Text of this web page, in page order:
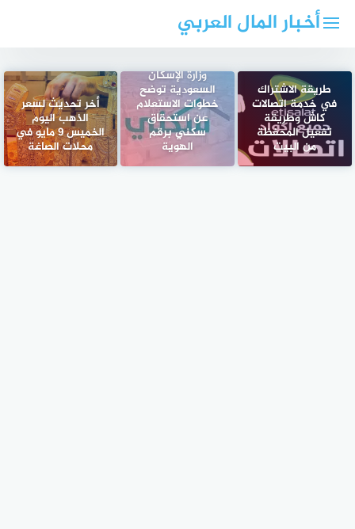
أخبار المال العربي
طريقة الاشتراك
في خدمة اتصالات
كاش وطريقة
تفعيل المحفظة
من البيت
وزارة الإسكان
السعودية توضح
خطوات الاستعلام
عن استحقاق
سكني برقم
الهوية
أخر تحديث لسعر
الذهب اليوم
الخميس 9 مايو في
محلات الصاغة